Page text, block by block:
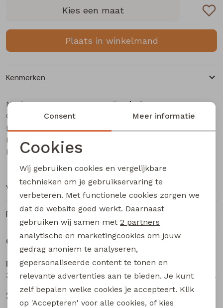
Bermuda's
Kies een maat
Plaats in winkelmand
Kenmerken
Merk
Persival
Categorie
Meisjes sweatshirt
Leverancierscode
3310410 W20141
Bestelcode
Kleur
Winkelvoorraad
Ruilen en retourneren
Gerelateerde producten
Persival
3310401 W20037 meisjes sweatshirt Bordeaux
22,99
Persival
3310403 W20220 meisjes sweatshirt Cream
22,99
Noodzakelijke cookies
Analytische cookies
Marketing cookies
Consent Meer informatie
Cookies
Wij gebruiken cookies en vergelijkbare
technieken om je gebruikservaring te
verbeteren. Met functionele cookies zorgen we
dat de website goed werkt. Daarnaast
gebruiken wij samen met 2 partners
analytische en marketingcookies om jouw
gedrag anoniem te analyseren,
gepersonaliseerde content te tonen en
relevante advertenties aan te bieden. Je kunt
zelf bepalen welke cookies je accepteert. Klik
op 'Accepteren' voor alle cookies, of kies